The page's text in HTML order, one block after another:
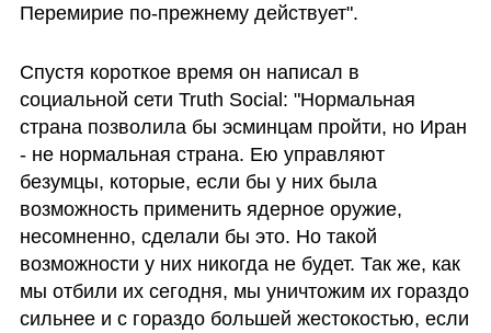
Перемирие по-прежнему действует".
Спустя короткое время он написал в
социальной сети Truth Social: "Нормальная
страна позволила бы эсминцам пройти, но Иран
- не нормальная страна. Ею управляют
безумцы, которые, если бы у них была
возможность применить ядерное оружие,
несомненно, сделали бы это. Но такой
возможности у них никогда не будет. Так же, как
мы отбили их сегодня, мы уничтожим их гораздо
сильнее и с гораздо большей жестокостью, если